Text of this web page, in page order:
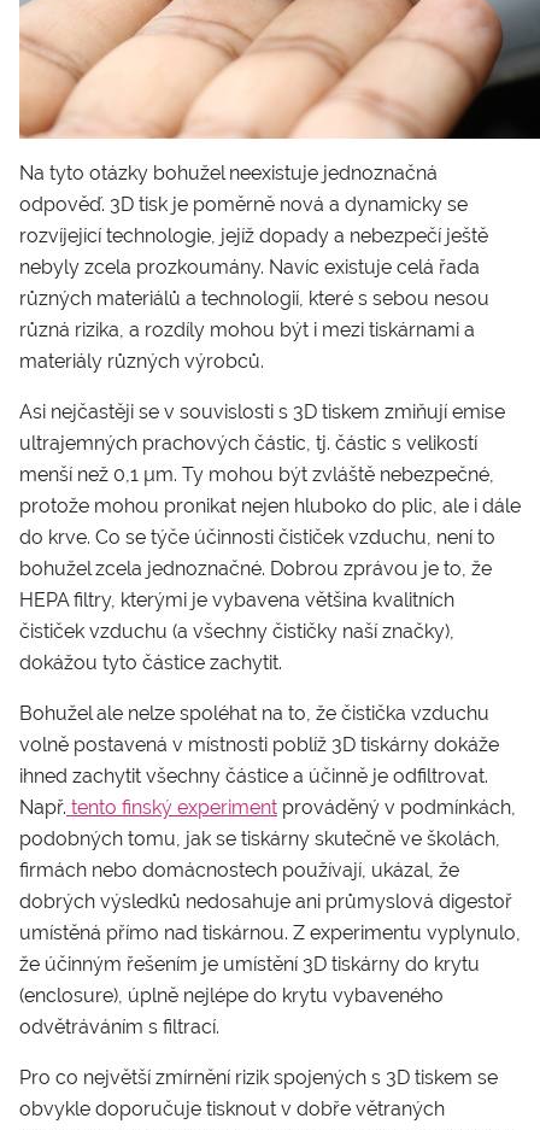
Na tyto otázky bohužel neexistuje jednoznačná
odpověď. 3D tisk je poměrně nová a dynamicky se
rozvíjející technologie, jejíž dopady a nebezpečí ještě
nebyly zcela prozkoumány. Navíc existuje celá řada
různých materiálů a technologií, které s sebou nesou
různá rizika, a rozdíly mohou být i mezi tiskárnami a
materiály různých výrobců.
Asi nejčastěji se v souvislosti s 3D tiskem zmiňují emise
ultrajemných prachových částic, tj. částic s velikostí
menší než 0,1 µm. Ty mohou být zvláště nebezpečné,
protože mohou pronikat nejen hluboko do plic, ale i dále
do krve. Co se týče účinnosti čističek vzduchu, není to
bohužel zcela jednoznačné. Dobrou zprávou je to, že
HEPA filtry, kterými je vybavena většina kvalitních
čističek vzduchu (a všechny čističky naší značky),
dokážou tyto částice zachytit.
Bohužel ale nelze spoléhat na to, že čistička vzduchu
volně postavená v místnosti poblíž 3D tiskárny dokáže
ihned zachytit všechny částice a účinně je odfiltrovat.
Např. tento finský experiment prováděný v podmínkách,
podobných tomu, jak se tiskárny skutečně ve školách,
firmách nebo domácnostech používají, ukázal, že
dobrých výsledků nedosahuje ani průmyslová digestoř
umístěná přímo nad tiskárnou. Z experimentu vyplynulo,
že účinným řešením je umístění 3D tiskárny do krytu
(enclosure), úplně nejlépe do krytu vybaveného
odvětráváním s filtrací.
Pro co největší zmírnění rizik spojených s 3D tiskem se
obvykle doporučuje tisknout v dobře větraných